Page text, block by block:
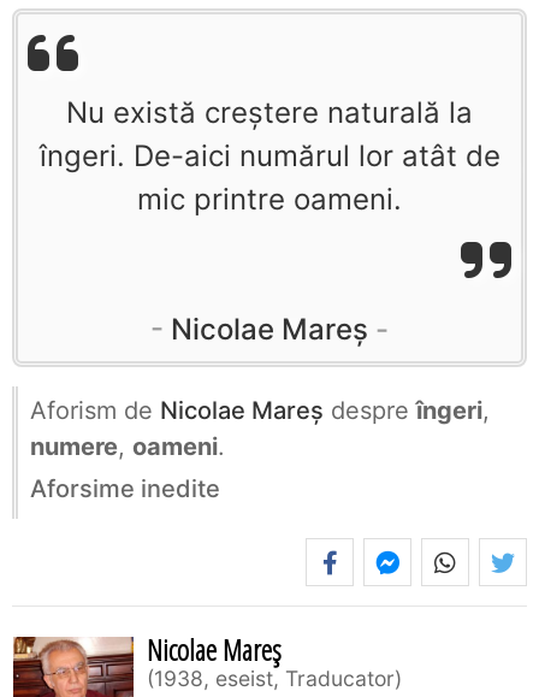
Nu există creştere naturală la
îngeri. De-aici numărul lor atât de
mic printre oameni.
Nicolae Mareș
Aforism de Nicolae Mareș despreîngeri,
numere, oameni.
Aforsime inedite
Nicolae Mareș
1938, eseist, Traducator